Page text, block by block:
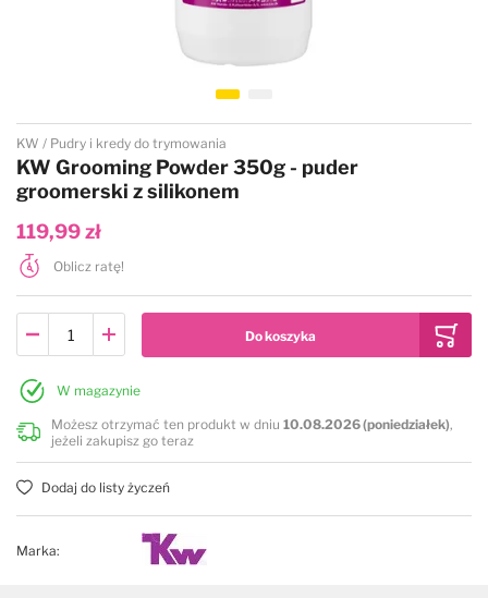
Mars Coat King - drewno
Mars Coat King - home
Miranda
Moser
Ideal Dog/Chadog
Hauptner
Miranda
Show Tech
Przejdź na początek galerii
KW Pudry i kredy do trymowania
KW Grooming Powder 350g - puder
groomerski z silikonem
119,99 zł
Oblicz ratę!
W magazynie
Możesz otrzymać ten produkt w dniu10.08.2026 (poniedziałek),
jeżeli zakupisz go teraz
Dodaj do listy życzeń
Marka: